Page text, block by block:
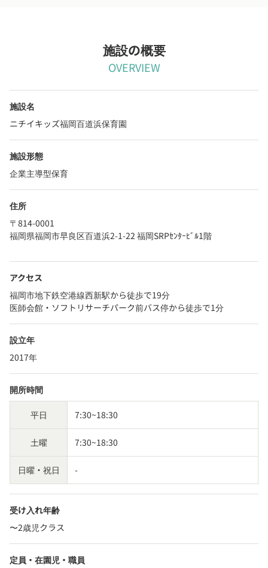
施設の概要
OVERVIEW
施設名
ニチイキッズ福岡百道浜保育園
施設形態
企業主導型保育
住所
〒814-0001
福岡県福岡市早良区百道浜2-1-22 福岡SRPｾﾝﾀｰﾋﾞﾙ1階
アクセス
福岡市地下鉄空港線西新駅から徒歩で19分
医師会館・ソフトリサーチパーク前バス停から徒歩で1分
設立年
2017年
開所時間
平日 7:30~18:30
土曜 7:30~18:30
日曜・祝日 -
受け入れ年齢
〜2歳児クラス
定員・在園児・職員